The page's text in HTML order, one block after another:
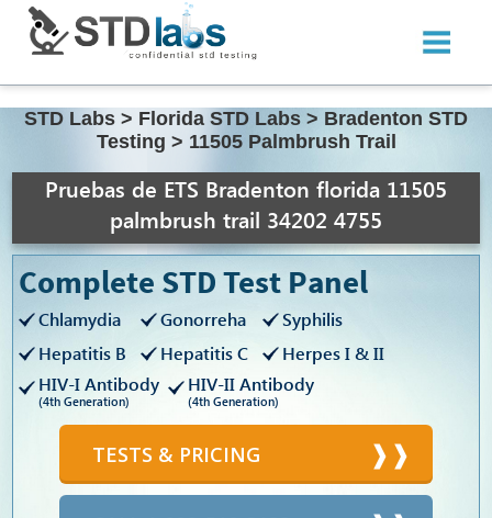
STD Labs > Florida STD Labs > Bradenton STD
Testing > 11505 Palmbrush Trail
Pruebas de ETS Bradenton florida 11505
palmbrush trail 34202 4755
Complete STD Test Panel
Chlamydia Gonorreha
Syphilis
Hepatitis B
Hepatitis C
Herpes I & II
HIV-I Antibody
(4th Generation)
HIV-II Antibody
(4th Generation)
TESTS & PRICING